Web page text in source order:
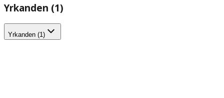
Yrkanden (1)
Yrkanden (1)